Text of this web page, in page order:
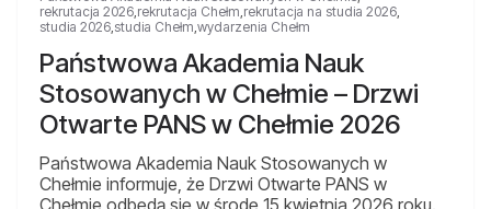
rekrutacja 2026 rekrutacja Chełm rekrutacja na studia 2026
studia 2026 studia Chełm wydarzenia Chełm
Państwowa Akademia Nauk
Stosowanych w Chełmie – Drzwi
Otwarte PANS w Chełmie 2026
Państwowa Akademia Nauk Stosowanych w
Chełmie informuje, że Drzwi Otwarte PANS w
Chełmie odbędą się w środę 15 kwietnia 2026 roku.